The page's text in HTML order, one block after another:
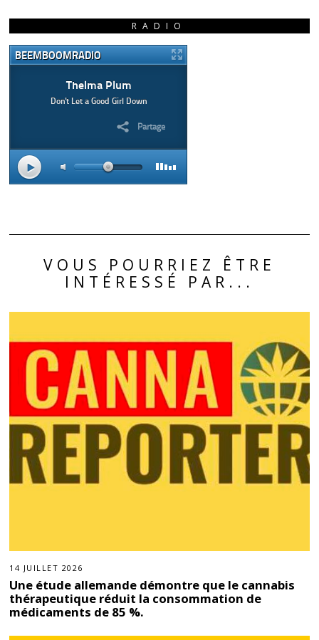
RADIO
VOUS POURRIEZ ÊTRE
INTÉRESSÉ PAR...
14 JUILLET 2026
Une étude allemande démontre que le cannabis
thérapeutique réduit la consommation de
médicaments de 85 %.